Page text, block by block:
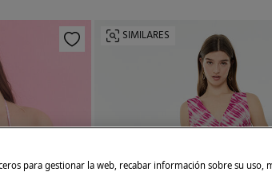
SIMILARES
para gestionar la web, recabar información sobre su uso,